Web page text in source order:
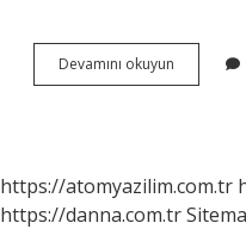
Devamını okuyun
Ne
https://atomyazilim.com.tr
https://danna.com.tr